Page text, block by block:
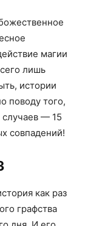
магии
лишь
истории
поводу того,
случаев — 15
совпадений!
как раз
графства